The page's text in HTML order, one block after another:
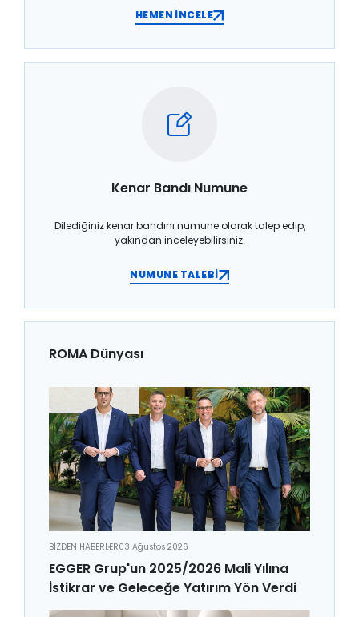
HEMEN İNCELE
Kenar Bandı Numune
Dilediğiniz kenar bandını numune olarak talep edip,
yakından inceleyebilirsiniz.
NUMUNE TALEBİ
ROMA Dünyası
BİZDEN HABERLER03 Ağustos 2026
EGGER Grup'un 2025/2026 Mali Yılına
İstikrar ve Geleceğe Yatırım Yön Verdi